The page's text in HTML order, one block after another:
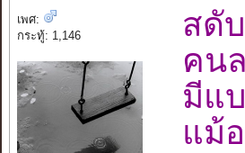
เพศ:
กระทู้: 1,146
สดั
คน
มีแ
แม้